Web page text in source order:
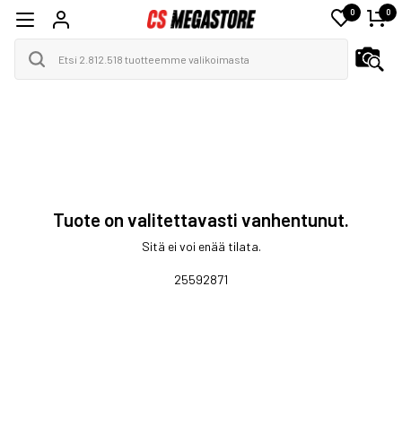
0 0
Tuote on valitettavasti vanhentunut.
Sitä ei voi enää tilata.
25592871